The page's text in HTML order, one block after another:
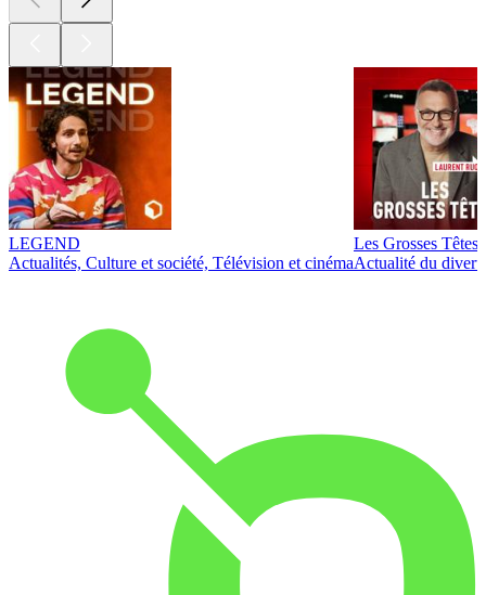
LEGEND
Actualités, Culture et société, Télévision et cinéma
Les Grosses Têtes
Actualité du